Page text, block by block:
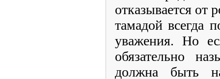
отказывается от
тамадой всегда
уважения. Но
обязательно
должна быть